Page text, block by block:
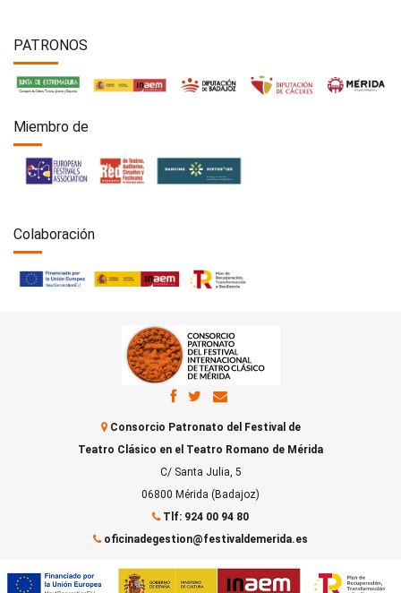
PATRONOS
Miembro de
Colaboración
Consorcio Patronato del Festival de
Teatro Clásico en el Teatro Romano de Mérida
C/ Santa Julia, 5
06800 Mérida (Badajoz)
Tlf: 924 00 94 80
oficinadegestion@festivaldemerida.es